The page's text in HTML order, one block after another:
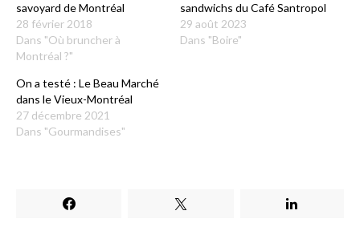
savoyard de Montréal
28 février 2018
Dans "Où bruncher à
Montréal ?"
sandwichs du Café Santropol
29 août 2023
Dans "Boire"
On a testé : Le Beau Marché
dans le Vieux-Montréal
27 décembre 2021
Dans "Gourmandises"